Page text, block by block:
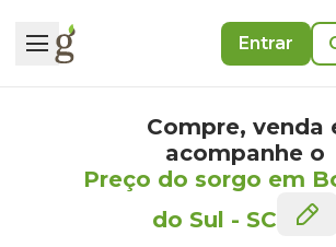
Entrar
Compre, venda
acompanhe o
Preço do sorgo em
do Sul - SC